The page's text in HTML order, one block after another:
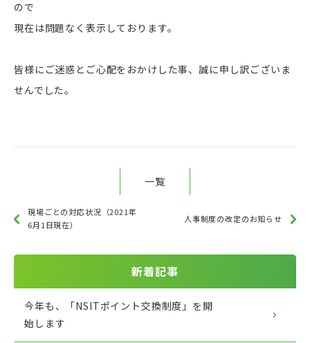
ので
現在は問題なく表示しております。
皆様にご迷惑とご心配をおかけした事、誠に申し訳ございま
せんでした。
一覧
現場ごとの対応状況（2021年
6月1日現在）
人事制度の改定のお知らせ
新着記事
今年も、「NSITポイント交換制度」を開
始します